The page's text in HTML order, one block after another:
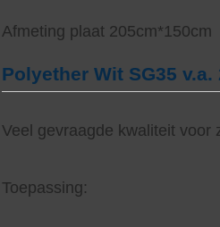
Afmeting plaat 205cm*150cm
Polyether Wit SG35 v.a.
Veel gevraagde kwaliteit voor
Toepassing: